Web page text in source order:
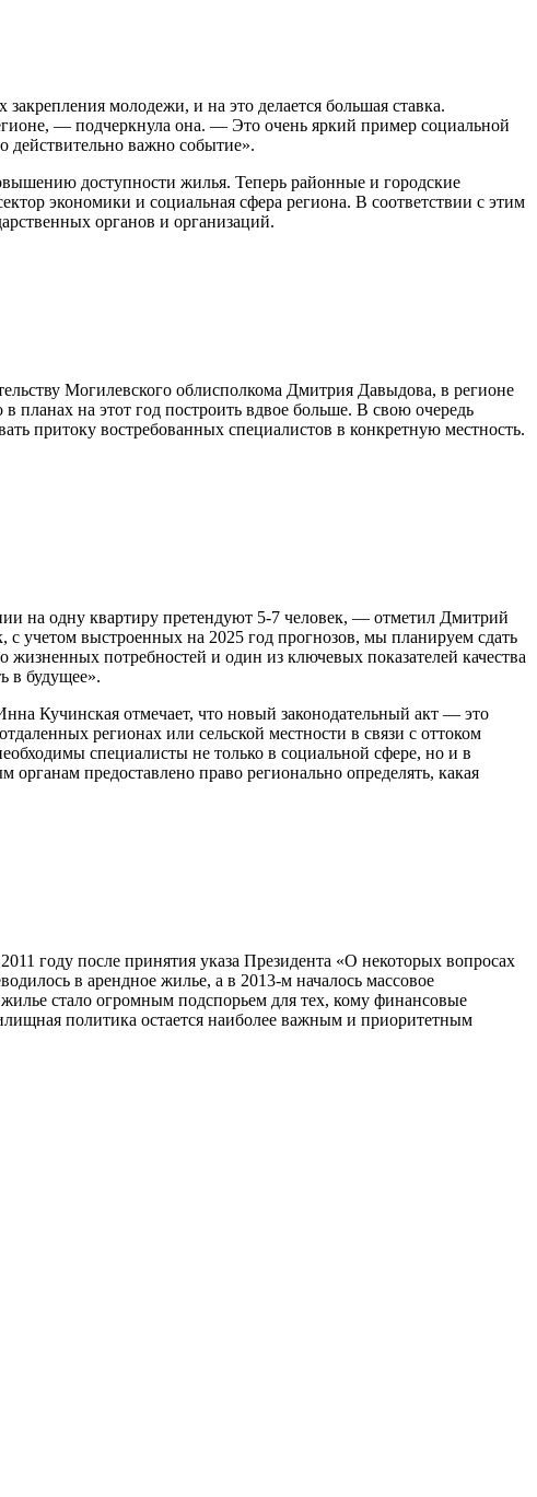
молодежи, и на это делается большая ставка.
— подчеркнула она. — Это очень яркий пример социальной
действительно важно событие».
доступности жилья. Теперь районные и городские
экономики и социальная сфера региона. В соответствии с этим
органов и организаций.
Могилевского облисполкома Дмитрия Давыдова, в регионе
планах на этот год построить вдвое больше. В свою очередь
притоку востребованных специалистов в конкретную местность.
на одну квартиру претендуют 5-7 человек, — отметил Дмитрий
учетом выстроенных на 2025 год прогнозов, мы планируем сдать
потребностей и один из ключевых показателей качества
в будущее».
Кучинская отмечает, что новый законодательный акт — это
регионах или сельской местности в связи с оттоком
специалисты не только в социальной сфере, но и в
предоставлено право регионально определять, какая
году после принятия указа Президента «О некоторых вопросах
в арендное жилье, а в 2013-м началось массовое
стало огромным подспорьем для тех, кому финансовые
политика остается наиболее важным и приоритетным